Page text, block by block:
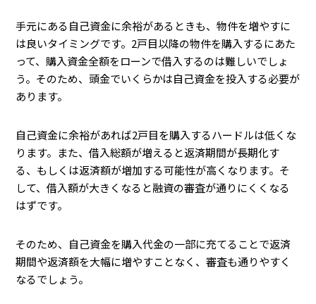
手元にある自己資金に余裕があるときも、物件を増やすに
は良いタイミングです。2戸目以降の物件を購入するにあた
って、購入資金全額をローンで借入するのは難しいでしょ
う。そのため、頭金でいくらかは自己資金を投入する必要が
あります。
自己資金に余裕があれば2戸目を購入するハードルは低くな
ります。また、借入総額が増えると返済期間が長期化す
る、もしくは返済額が増加する可能性が高くなります。そ
して、借入額が大きくなると融資の審査が通りにくくなる
はずです。
そのため、自己資金を購入代金の一部に充てることで返済
期間や返済額を大幅に増やすことなく、審査も通りやすく
なるでしょう。